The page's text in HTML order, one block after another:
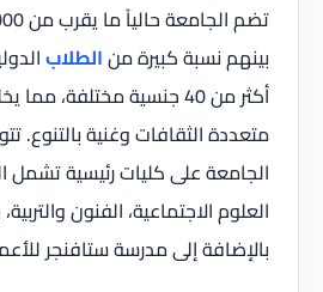
بينهم نسبة كبيرة منالطلاب
أكثر من 40 جنسية مختلفة،
متعددة الثقافات وغنية بالتنوع.
الجامعة على كليات رئيسية تشمل
العلوم الاجتماعية، الفنون
بالإضافة إلى مدرسة ستافنجر